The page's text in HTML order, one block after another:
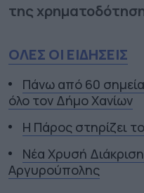
της
ΟΛΕΣ ΟΙ ΕΙΔΗΣΕΙΣ
Πάνω από 60
όλο τον Δήμο Χανίων
Η Πάρος στηρίζει
Νέα Χρυσή
Αργυρούπολης